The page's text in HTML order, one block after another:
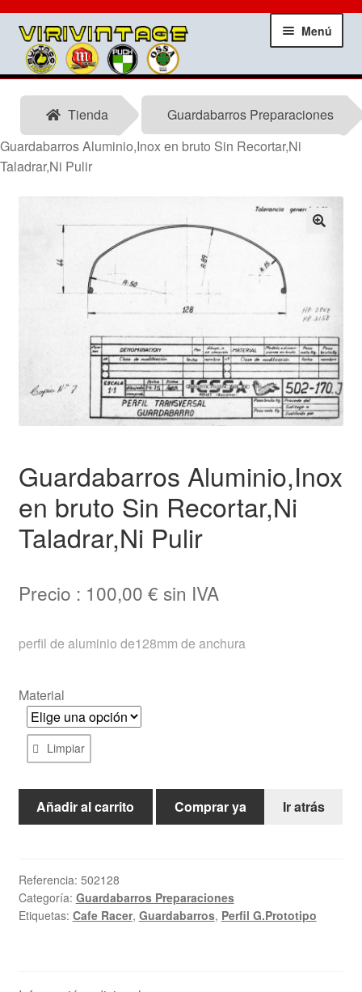
Ir
a
la
navegación
Ir
al
contenido
Menú
Tienda
el
menú
Mi Cuenta
Informacion tecnica
el
menú
hijo
el
el
menú
Tienda
Guardabarros Preparaciones
Guardabarros Aluminio,Inox en bruto Sin Recortar,Ni
Taladrar,Ni Pulir
Guardabarros Aluminio,Inox
en bruto Sin Recortar,Ni
Taladrar,Ni Pulir
Precio : 100,00 € sin IVA
perfil de aluminio de128mm de anchura
Material
Limpiar
Guardabarros
Aluminio,Inox
Sin
Recortar,Ni
Taladrar,Ni
Añadir al carrito Comprar ya Ir atrás
Referencia: 502128
Categoría: Guardabarros Preparaciones
Etiquetas: Cafe Racer, Guardabarros, Perfil G.Prototipo